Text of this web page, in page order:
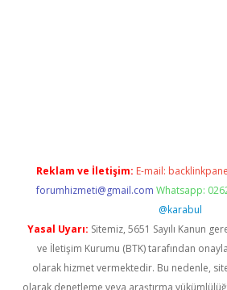
Reklam ve İletişim: E-mail:
forumhizmeti@gmail.com Whatsapp:
@karabul
Yasal Uyarı: Sitemiz, 5651 Sayılı Kanun
ve İletişim Kurumu (BTK) tarafından
olarak hizmet vermektedir. Bu nedenle,
olarak denetleme veya araştırma